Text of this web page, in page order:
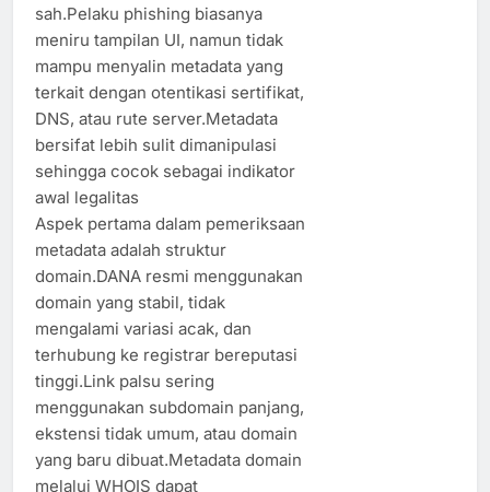
sah.Pelaku phishing biasanya
meniru tampilan UI, namun tidak
mampu menyalin metadata yang
terkait dengan otentikasi sertifikat,
DNS, atau rute server.Metadata
bersifat lebih sulit dimanipulasi
sehingga cocok sebagai indikator
awal legalitas
Aspek pertama dalam pemeriksaan
metadata adalah struktur
domain.DANA resmi menggunakan
domain yang stabil, tidak
mengalami variasi acak, dan
terhubung ke registrar bereputasi
tinggi.Link palsu sering
menggunakan subdomain panjang,
ekstensi tidak umum, atau domain
yang baru dibuat.Metadata domain
melalui WHOIS dapat